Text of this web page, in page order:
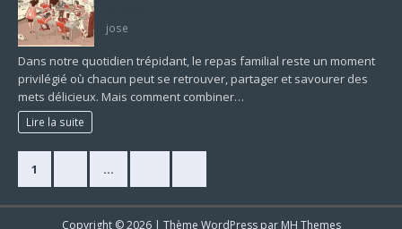
jose
Dans notre quotidien trépidant, le repas familial reste un moment
privilégié où chacun peut se retrouver, partager et savourer des
mets délicieux. Mais comment combiner…
Lire la suite
1 …
Copyright © 2026 | Thème WordPress par MH Themes